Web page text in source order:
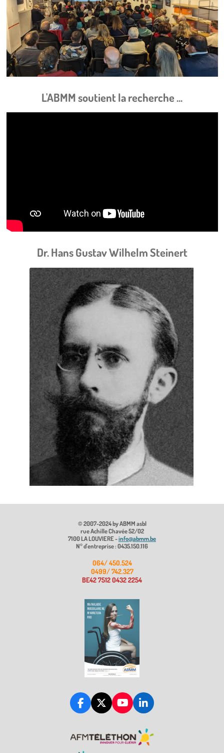
L'ABMM soutient la recherche ...
Dr. Hans Gustav Wilhelm Steinert
© 2007-2024 by ABMM asbl
rue Achille Chavée 52/02
7100 LA LOUVIERE -info@abmm.be
N° d'entreprise : 0435.150.116
064/ 450.524
0499/ 742.327
BE42 7512 0432 2254
F
a
e
X
Y
o
T
u
L
i
k
e